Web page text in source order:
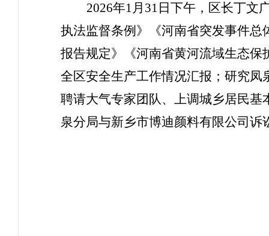
2026年1月31日下午，区长丁文
执法监督条例》《河南省突发事件
报告规定》《河南省黄河流域生态
全区安全生产工作情况汇报；研究
聘请大气专家团队、上调城乡居民
泉分局与新乡市博迪颜料有限公司诉